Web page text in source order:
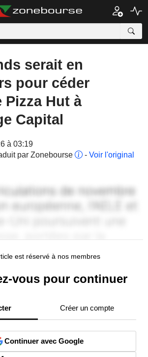
serait en
pour céder
Pizza Hut à
Capital
à 03:19
par Zonebourse
- Voir l'original
est réservé à nos membres
vous pour continuer
Créer un compte
Continuer avec Google